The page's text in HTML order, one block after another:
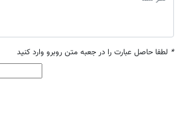
* لطفا حاصل عبارت را در جعبه متن روبرو وارد کنید